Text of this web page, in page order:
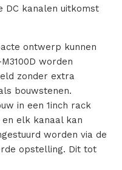
DC kanalen uitkomst
ontwerp kunnen
worden
zonder extra
bouwstenen.
in een 1inch rack
elk kanaal kan
worden via de
opstelling. Dit tot